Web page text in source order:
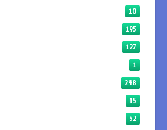
10
195
127
1
248
15
52